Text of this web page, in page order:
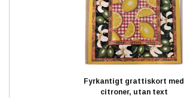
Fyrkantigt grattiskort med
citroner, utan text